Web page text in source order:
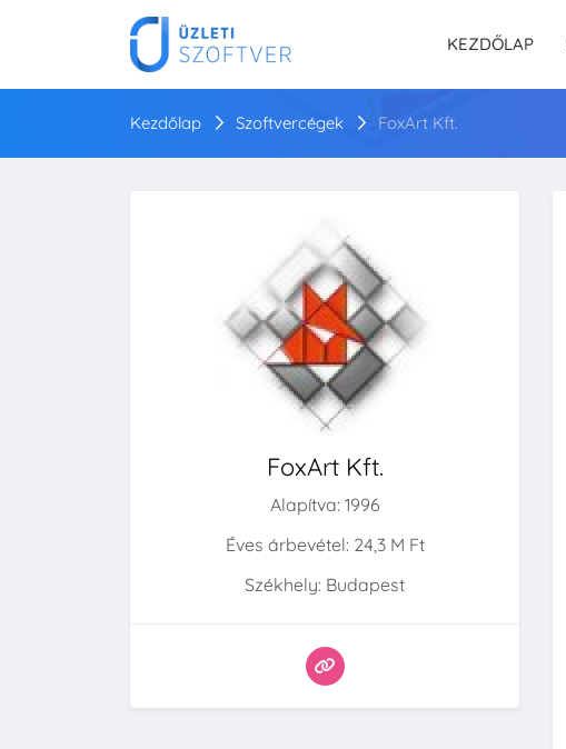
KEZDŐLAP
Kezdőlap Szoftvercégek FoxArt Kft.
FoxArt Kft.
Alapítva: 1996
Éves árbevétel: 24,3 M Ft
Székhely: Budapest